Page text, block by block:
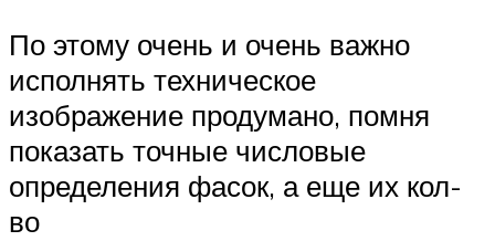
По этому очень и очень важно
исполнять техническое
изображение продумано, помня
показать точные числовые
определения фасок, а еще их кол-
во